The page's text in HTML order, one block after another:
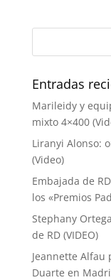
Entradas
Marileidy y
mixto 4×400
Liranyi Alonso:
(Video)
Embajada de
los «Premios
Stephany
de RD (VIDEO)
Jeannette Alfau
Duarte en